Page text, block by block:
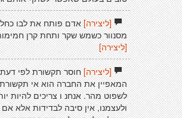
[ליצירה]אדם פותח את לבו
מסנוור כשמש שקר ותחת קרן
[ליצירה]
[ליצירה]חוסר תקשורת לפי
המאפיין את החברה הוא אי תקשורת
לשפוט מהר. אנחנ ו צריכים להיות
ולעצמנו, אין סיבה לבדידות אלא